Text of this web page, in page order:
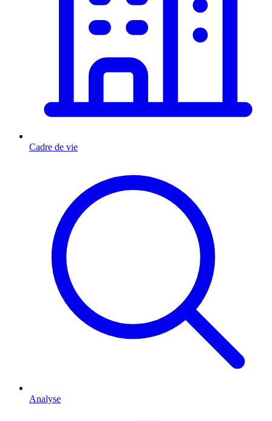
Cadre de vie
Analyse